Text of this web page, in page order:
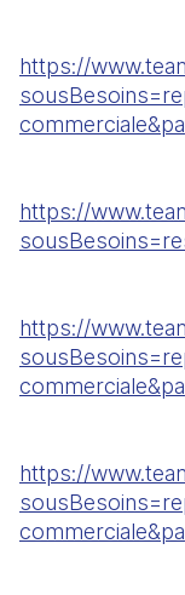
https://
https://
https://
https://